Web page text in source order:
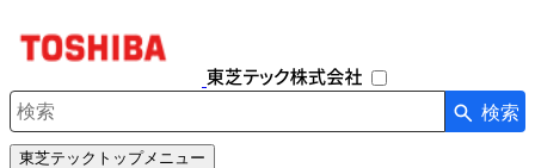
ー
検索キーワード入力 検索
東芝テックトップメニュー